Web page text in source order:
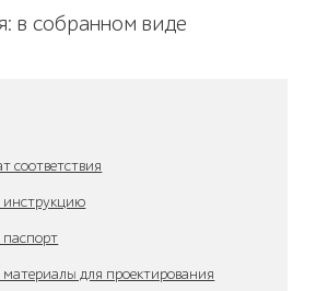
в собранном виде
соответствия
инструкцию
для проектирования